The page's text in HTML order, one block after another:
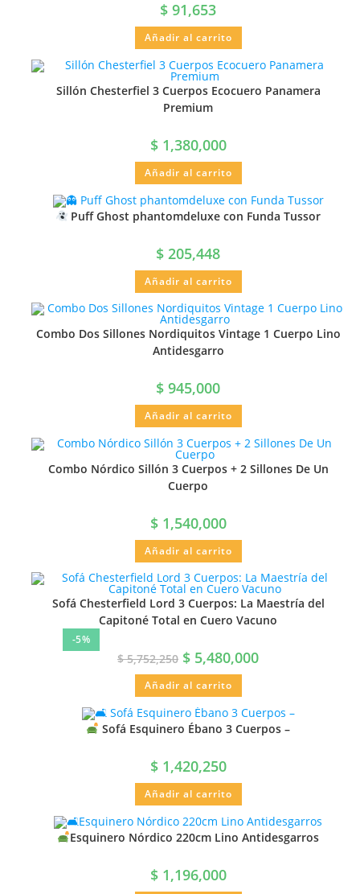
$ 91,653
Añadir al carrito
Sillón Chesterfiel 3 Cuerpos Ecocuero Panamera
Premium
$1,380,000
Añadir al carrito
Puff Ghost phantomdeluxe con Funda Tussor
$ 205,448
Añadir al carrito
Combo Dos Sillones Nordiquitos Vintage 1 Cuerpo Lino
Antidesgarro
$ 945,000
Añadir al carrito
Combo Nórdico Sillón 3 Cuerpos + 2 Sillones De Un
Cuerpo
$1,540,000
Añadir al carrito
-5%
Sofá Chesterfield Lord 3 Cuerpos: La Maestría del
Capitoné Total en Cuero Vacuno
$5,752,250 $ 5,480,000
Añadir al carrito
Sofá Esquinero Ébano 3 Cuerpos –
$1,420,250
Añadir al carrito
Esquinero Nórdico 220cm Lino Antidesgarros
$1,196,000